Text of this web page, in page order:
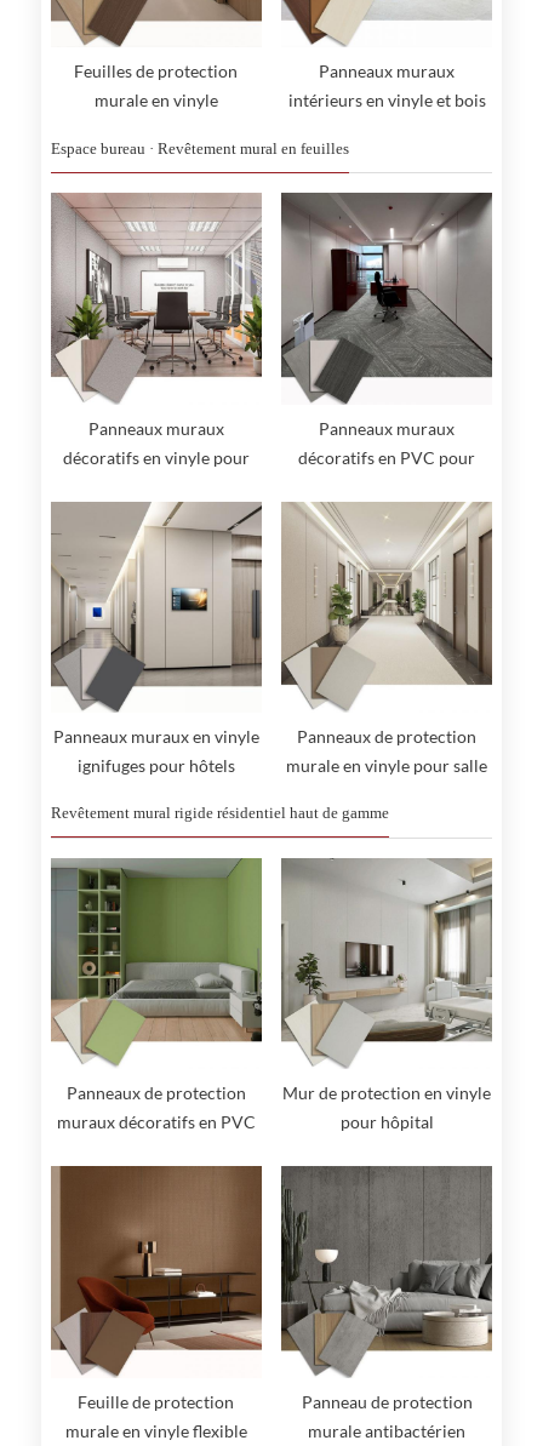
Feuilles de protection
murale en vinyle
Panneaux muraux
intérieurs en vinyle et bois
Espace bureau · Revêtement mural en feuilles
Panneaux muraux
décoratifs en vinyle pour
Panneaux muraux
décoratifs en PVC pour
Panneaux muraux en vinyle
ignifuges pour hôtels
Panneaux de protection
murale en vinyle pour salle
Revêtement mural rigide résidentiel haut de gamme
Panneaux de protection
muraux décoratifs en PVC
Mur de protection en vinyle
pour hôpital
Feuille de protection
murale en vinyle flexible
Panneau de protection
murale antibactérien